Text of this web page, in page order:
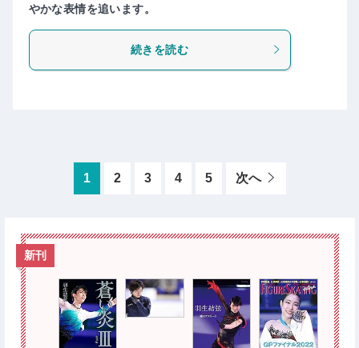
やかな表情を追います。
続きを読む
1 2 3 4 5 次へ
新刊